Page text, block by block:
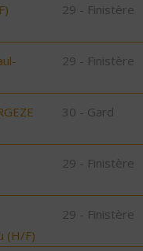
29 - Finistère
29 - Finistère
30 - Gard
29 - Finistère
(H/F)
29 - Finistère